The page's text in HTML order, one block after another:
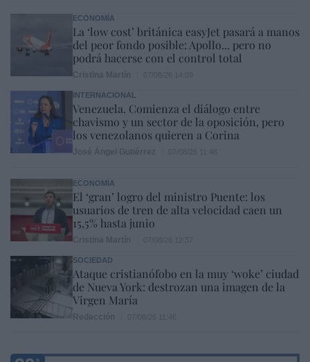
ECONOMÍA
La ‘low cost’ británica easyJet pasará a manos
del peor fondo posible: Apollo... pero no
podrá hacerse con el control total
INTERNACIONAL
Venezuela. Comienza el diálogo entre
chavismo y un sector de la oposición, pero
los venezolanos quieren a Corina
ECONOMÍA
El ‘gran’ logro del ministro Puente: los
usuarios de tren de alta velocidad caen un
15,5% hasta junio
SOCIEDAD
Ataque cristianófobo en la muy ‘woke’ ciudad
de Nueva York: destrozan una imagen de la
Virgen María